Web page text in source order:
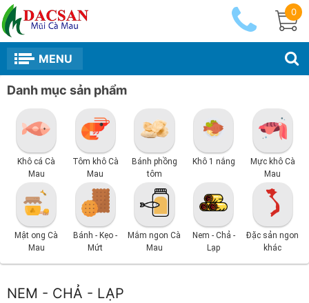
0
MENU
Danh mục sản phẩm
Khô cá Cà
Mau
Tôm khô Cà
Mau
Bánh phồng
tôm
Khô 1 nắng
Mực khô Cà
Mau
Mật ong Cà
Mau
Bánh - Kẹo -
Mứt
Mắm ngon Cà
Mau
Nem - Chả -
Lạp
Đặc sản ngon
khác
NEM - CHẢ - LẠP